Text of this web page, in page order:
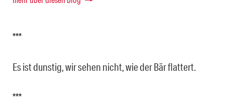
***
Es ist dunstig, wir sehen nicht, wie der Bär flattert.
***